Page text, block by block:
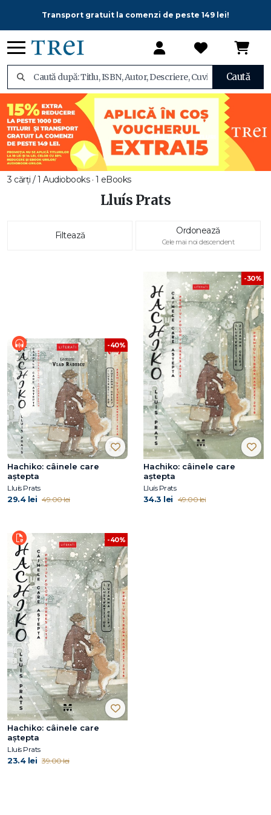
Transport gratuit la comenzi de peste 149 lei!
Caută
3 cărți / 1 Audiobooks · 1 eBooks
Lluís Prats
Filtează Ordonează
Cele mai noi descendent
-40%
Hachiko: câinele care
aştepta
Lluís Prats
29.4 lei 49.00 lei
-30%
Hachiko: câinele care
aştepta
Lluís Prats
34.3 lei 49.00 lei
-40%
Hachiko: câinele care
aştepta
Lluís Prats
23.4 lei 39.00 lei